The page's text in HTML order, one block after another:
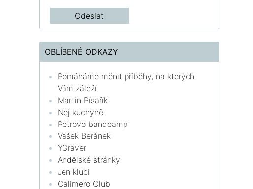
OBLÍBENÉ ODKAZY
Pomáháme měnit příběhy, na kterých
Vám záleží
Martin Písařík
Nej kuchyně
Petrovo bandcamp
Vašek Beránek
YGraver
Andělské stránky
Jen kluci
Calimero Club